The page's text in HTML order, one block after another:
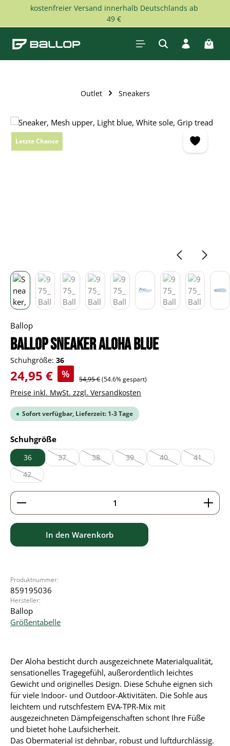
Zum Hauptinhalt springen
kostenfreier Versand innerhalb Deutschlands ab
49 €
Outlet Sneakers
Bildergalerie überspringen
Letzte Chance
Ballop
BALLOP Sneaker Aloha blue
Schuhgröße: 36
Verkaufspreis:
24,95 € % Regulärer Preis:
54,95 €(54.6% gespart)
Preise inkl. MwSt. zzgl. Versandkosten
Sofort verfügbar, Lieferzeit: 1-3 Tage
Schuhgrößeauswählen
36 37
(Diese Option ist zurzeit nicht verfügbar.)
38
(Diese Option ist zurzeit nicht verfügbar.)
39
(Diese Option ist zurzeit nicht
40
(Diese Option ist
41
(Diese
42
(Diese Option ist zurzeit nicht verfügbar.)
Produkt Anzahl: Gib den gewünschten Wert ein
In den Warenkorb
Produktnummer:
859195036
Hersteller:
Ballop
Größentabelle
Der Aloha besticht durch ausgezeichnete Materialqualität,
sensationelles Tragegefühl, außerordentlich leichtes
Gewicht und originelles Design. Diese Schuhe eignen sich
für viele Indoor- und Outdoor-Aktivitäten. Die Sohle aus
leichtem und rutschfestem EVA-TPR-Mix mit
ausgezeichneten Dämpfeigenschaften schont Ihre Füße
und bietet hohe Laufsicherheit.
Das Obermaterial ist dehnbar, robust und luftdurchlässig.